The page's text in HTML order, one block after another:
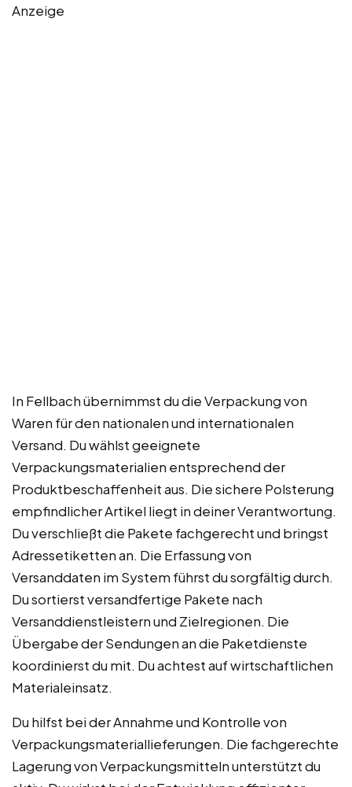
Anzeige
In Fellbach übernimmst du die Verpackung von
Waren für den nationalen und internationalen
Versand. Du wählst geeignete
Verpackungsmaterialien entsprechend der
Produktbeschaffenheit aus. Die sichere Polsterung
empfindlicher Artikel liegt in deiner Verantwortung.
Du verschließt die Pakete fachgerecht und bringst
Adressetiketten an. Die Erfassung von
Versanddaten im System führst du sorgfältig durch.
Du sortierst versandfertige Pakete nach
Versanddienstleistern und Zielregionen. Die
Übergabe der Sendungen an die Paketdienste
koordinierst du mit. Du achtest auf wirtschaftlichen
Materialeinsatz.
Du hilfst bei der Annahme und Kontrolle von
Verpackungsmateriallieferungen. Die fachgerechte
Lagerung von Verpackungsmitteln unterstützt du